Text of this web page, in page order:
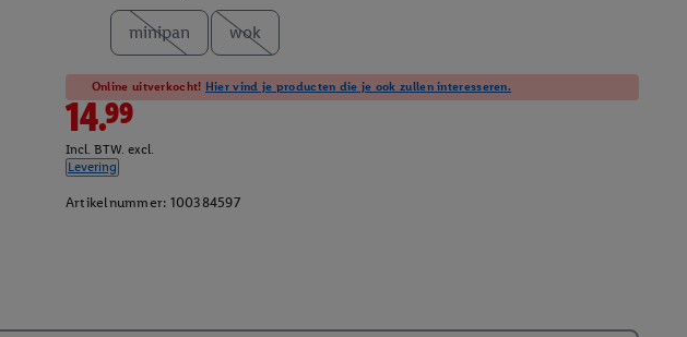
minipan wok
Online uitverkocht! Hier vind je producten die je ook zullen interesseren.
14.99
Incl. BTW. excl.
Levering
Artikelnummer: 100384597